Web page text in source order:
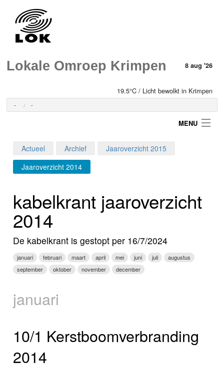
Lokale Omroep Krimpen 8 aug '26
19.5°C / Licht bewolkt in Krimpen
- -
MENU
Login
Programma's
Foto's
Webcam
Info
Actueel Archief
Jaaroverzicht 2015
Jaaroverzicht 2014
kabelkrant jaaroverzicht
2014
De kabelkrant is gestopt per 16/7/2024
januari februari maart april mei juni juli
augustus
september
oktober november december
januari
10/1 Kerstboomverbranding
2014